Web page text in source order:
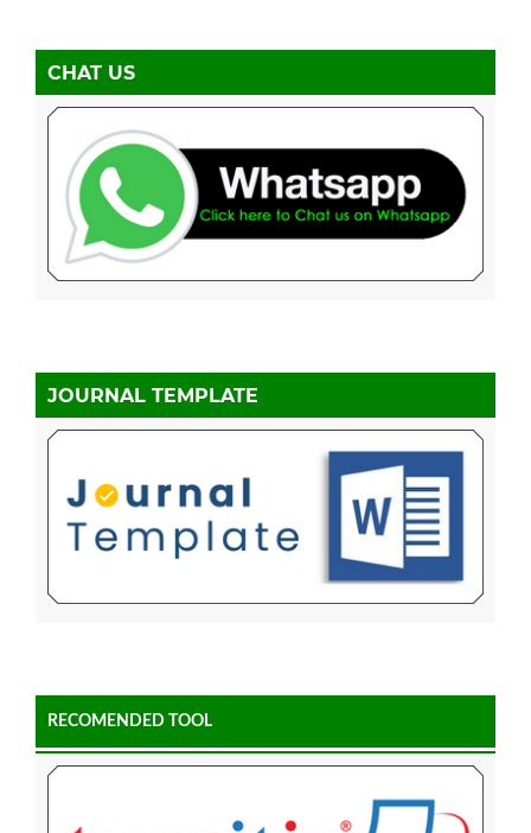
CHAT US
JOURNAL TEMPLATE
RECOMENDED TOOL